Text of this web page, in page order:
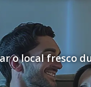
o local fresco